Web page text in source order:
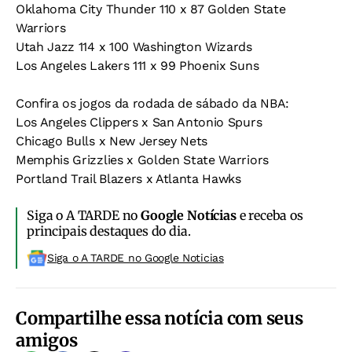
Oklahoma City Thunder 110 x 87 Golden State
Warriors
Utah Jazz 114 x 100 Washington Wizards
Los Angeles Lakers 111 x 99 Phoenix Suns
Confira os jogos da rodada de sábado da NBA:
Los Angeles Clippers x San Antonio Spurs
Chicago Bulls x New Jersey Nets
Memphis Grizzlies x Golden State Warriors
Portland Trail Blazers x Atlanta Hawks
Siga o A TARDE noGoogle Notíciase receba os
principais destaques do dia.
Siga o A TARDE no Google Noticias
Compartilhe essa notícia com seus
amigos